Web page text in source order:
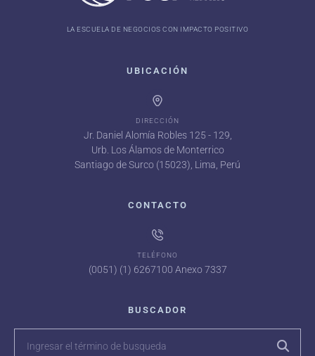
LA ESCUELA DE NEGOCIOS CON IMPACTO POSITIVO
UBICACIÓN
DIRECCIÓN
Jr. Daniel Alomía Robles 125 - 129,
Urb. Los Álamos de Monterrico
Santiago de Surco (15023), Lima, Perú
CONTACTO
TELÉFONO
(0051) (1) 6267100 Anexo 7337
BUSCADOR